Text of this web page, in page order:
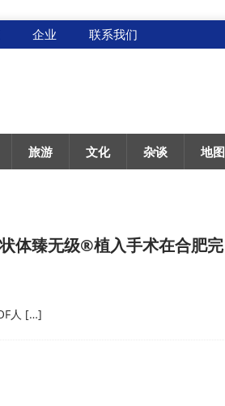
企业 联系我们
旅游 文化 杂谈 地图
体臻无级®植入手术在合肥完
人 […]